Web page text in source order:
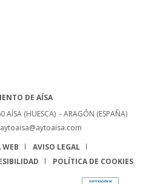
DE AÍSA
AÍSA (HUESCA) - ARAGÓN (ESPAÑA)
aytoaisa@aytoaisa.com
WEB
AVISO LEGAL
POLÍTICA DE COOKIES